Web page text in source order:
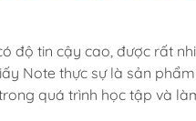
độ tin cậy cao, được rất
Note thực sự là sản
quá trình học tập và